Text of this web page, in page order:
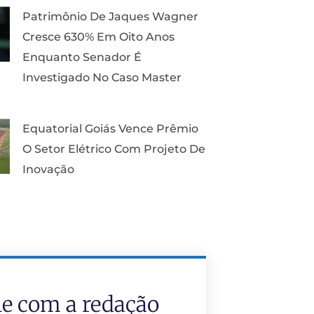
Patrimônio De Jaques Wagner
Cresce 630% Em Oito Anos
Enquanto Senador É
Investigado No Caso Master
Equatorial Goiás Vence Prêmio
O Setor Elétrico Com Projeto De
Inovação
com a redação